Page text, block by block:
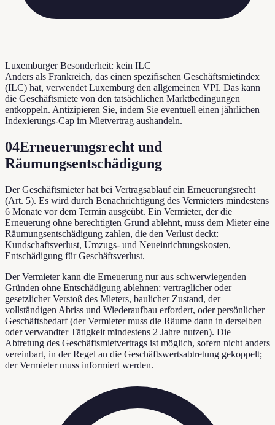
Luxemburger Besonderheit: kein ILC
Anders als Frankreich, das einen spezifischen Geschäftsmietindex
(ILC) hat, verwendet Luxemburg den allgemeinen VPI. Das kann
die Geschäftsmiete von den tatsächlichen Marktbedingungen
entkoppeln. Antizipieren Sie, indem Sie eventuell einen jährlichen
Indexierungs-Cap im Mietvertrag aushandeln.
04Erneuerungsrecht und
Räumungsentschädigung
Der Geschäftsmieter hat bei Vertragsablauf ein Erneuerungsrecht
(Art. 5). Es wird durch Benachrichtigung des Vermieters mindestens
6 Monate vor dem Termin ausgeübt. Ein Vermieter, der die
Erneuerung ohne berechtigten Grund ablehnt, muss dem Mieter eine
Räumungsentschädigung zahlen, die den Verlust deckt:
Kundschaftsverlust, Umzugs- und Neueinrichtungskosten,
Entschädigung für Geschäftsverlust.
Der Vermieter kann die Erneuerung nur aus schwerwiegenden
Gründen ohne Entschädigung ablehnen: vertraglicher oder
gesetzlicher Verstoß des Mieters, baulicher Zustand, der
vollständigen Abriss und Wiederaufbau erfordert, oder persönlicher
Geschäftsbedarf (der Vermieter muss die Räume dann in derselben
oder verwandter Tätigkeit mindestens 2 Jahre nutzen). Die
Abtretung des Geschäftsmietvertrags ist möglich, sofern nicht anders
vereinbart, in der Regel an die Geschäftswertsabtretung gekoppelt;
der Vermieter muss informiert werden.